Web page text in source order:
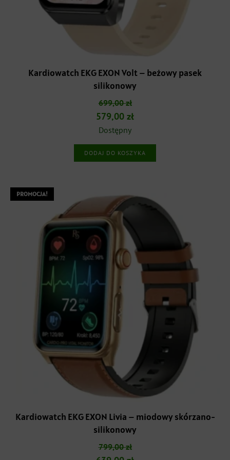
Kardiowatch EKG EXON Volt – beżowy pasek
silikonowy
699,00zł
Pierwotna
cena
wynosiła:
699,00 zł.
579,00 złAktualna
wynosi:
579,00 zł.
Dostępny
DODAJ DO KOSZYKA
PROMOCJA!
Kardiowatch EKG EXON Livia – miodowy skórzano-
silikonowy
799,00zł